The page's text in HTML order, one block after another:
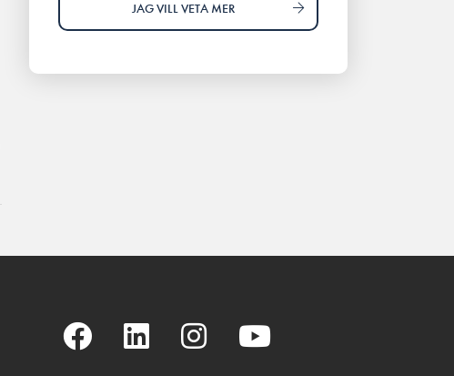
JAG VILL VETA MER